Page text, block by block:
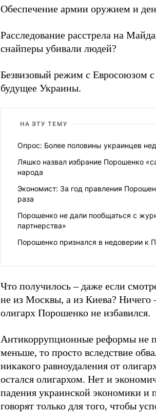
Обеспечение армии оружием и
Расследование расстрела на
снайперы убивали людей?
Безвизовый режим с Евросоюзом с
будущее Украины.
НА ЭТУ ТЕМУ
Опрос: Более половины украинцев
Ляшко назвал избрание Порошенко
народа
Экономист: За год правления
раза
Порошенко не дали пообщаться с
партнерства»
Порошенко признался в недоверии к
Что получилось – даже если
не из Москвы, а из Киева? Ничего
олигарх Порошенко не избавился.
Антикоррупционные реформы не
меньше, то просто вследствие
никакого равноудаления от
остался олигархом. Нет и
падения украинской экономики и
говорят только для того, чтобы